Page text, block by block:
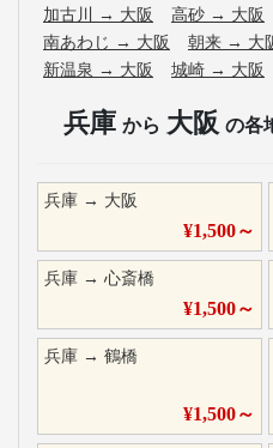
加古川
→ 大阪 高砂 → 大阪
南あわじ → 大阪 朝来 → 大
新温泉 → 大阪 城崎 → 大阪
兵庫 から 大阪 の各
兵庫 → 大阪
¥1,500～
兵庫 → 心斎橋
¥1,500～
兵庫 → 鶴橋
¥1,500～